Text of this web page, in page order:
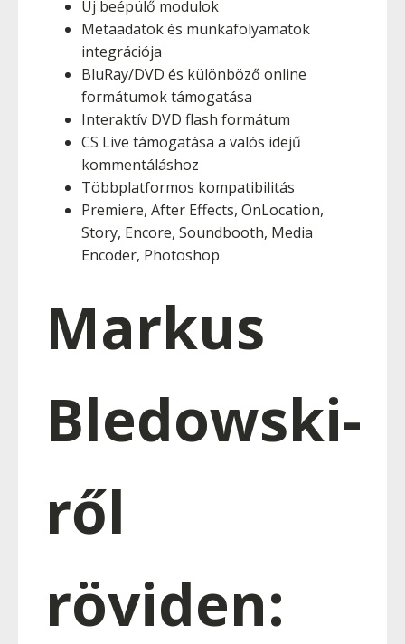
Új beépülő modulok
Metaadatok és munkafolyamatok
integrációja
BluRay/DVD és különböző online
formátumok támogatása
Interaktív DVD flash formátum
CS Live támogatása a valós idejű
kommentáláshoz
Többplatformos kompatibilitás
Premiere, After Effects, OnLocation,
Story, Encore, Soundbooth, Media
Encoder, Photoshop
Markus
Bledowski-
ről
röviden: